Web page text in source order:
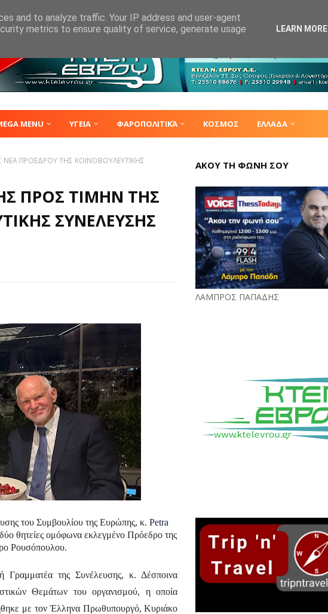
MENU ΥΓΕΙΑ ΦΑΡΟΠΟΛΙΤΙΚΆ ΚΟΣΜΟΣ ΕΛΛΑΔΑ
ΠΡΟΕΔΡΟΥ ΤΗΣ ΚΟΙΝΟΒΟΥΛΕΥΤΙΚΗΣ
ΠΡΟΣ ΤΙΜΗΝ ΤΗΣ
ΣΥΝΕΛΕΥΣΗΣ
του Συμβουλίου της Ευρώπης, κ. Petra
θητείες ομόφωνα εκλεγμένο Πρόεδρο της
Ρουσόπουλου.
Γραμματέα της Συνέλευσης, κ. Δέσποινα
Θεμάτων του οργανισμού, η οποία
με τον Έλληνα Πρωθυπουργό, Κυριάκο
ΑΚΟΥ ΤΗ ΦΩΝΗ ΣΟΥ
ΛΑΜΠΡΟΣ ΠΑΠΑΔΗΣ
and to analyze traffic. Your IP address and user-agent
metrics to ensure quality of service, generate usage
LEARN MORE